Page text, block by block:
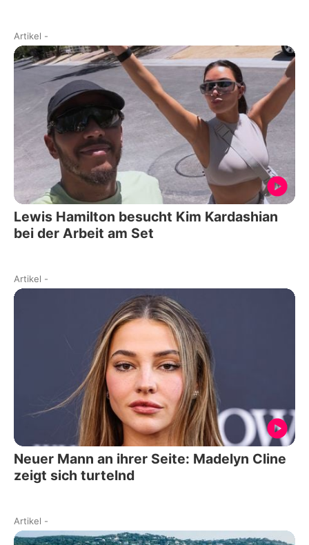
Artikel -
Lewis Hamilton besucht Kim Kardashian
bei der Arbeit am Set
Artikel -
Neuer Mann an ihrer Seite: Madelyn Cline
zeigt sich turtelnd
Artikel -